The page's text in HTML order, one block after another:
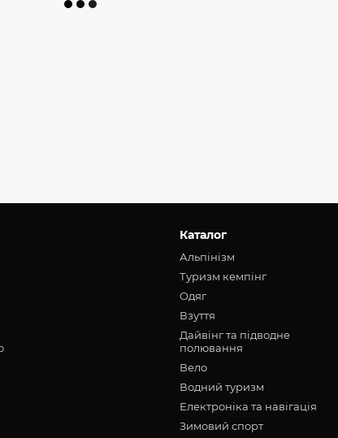
Каталог
Альпінізм
Туризм кемпінг
Oдяг
Взуття
Дайвінг та підводне
полювання
Вело
Водний туризм
Електроніка та навігація
Зимовий спорт